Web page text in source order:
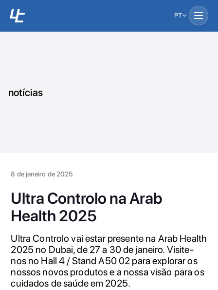
PT
notícias
8 de janeiro de 2025
Ultra Controlo na Arab
Health 2025
Ultra Controlo vai estar presente na Arab Health
2025 no Dubai, de 27 a 30 de janeiro. Visite-
nos no Hall 4 / Stand A50 02 para explorar os
nossos novos produtos e a nossa visão para os
cuidados de saúde em 2025.